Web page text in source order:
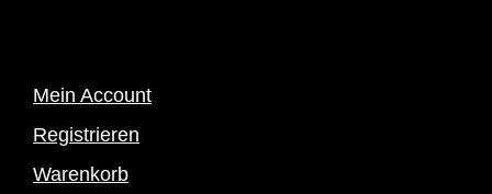
Mein Account
Registrieren
Warenkorb